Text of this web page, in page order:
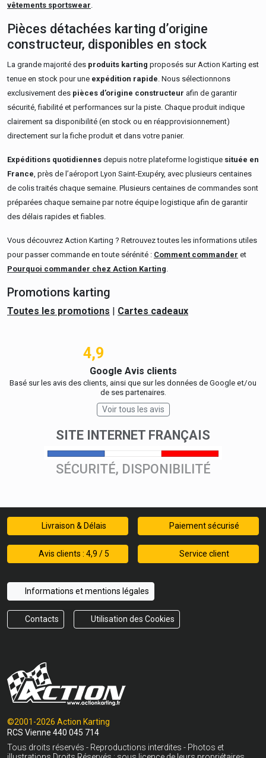
vêtements sportswear.
Pièces détachées karting d’origine
constructeur, disponibles en stock
La grande majorité des produits karting proposés sur Action Karting est
tenue en stock pour une expédition rapide. Nous sélectionnons
exclusivement des pièces d’origine constructeur afin de garantir
sécurité, fiabilité et performances sur la piste. Chaque produit indique
clairement sa disponibilité (en stock ou en réapprovisionnement)
directement sur la fiche produit et dans votre panier.
Expéditions quotidiennes depuis notre plateforme logistique située en
France, près de l’aéroport Lyon Saint-Exupéry, avec plusieurs centaines
de colis traités chaque semaine. Plusieurs centaines de commandes sont
préparées chaque semaine par notre équipe logistique afin de garantir
des délais rapides et fiables.
Vous découvrez Action Karting ? Retrouvez toutes les informations utiles
pour passer commande en toute sérénité : Comment commander et
Pourquoi commander chez Action Karting.
Promotions karting
Toutes les promotions | Cartes cadeaux
4,9
Google Avis clients
Basé sur les avis des clients, ainsi que sur les données de Google et/ou
de ses partenaires.
Voir tous les avis
SITE INTERNET FRANÇAIS
SÉCURITÉ, DISPONIBILITÉ
Livraison & Délais Paiement sécurisé
Avis clients : 4,9 / 5 Service client
Informations et mentions légales
Contacts Utilisation des Cookies
©2001-2026 Action Karting
RCS Vienne 440 045 714
Tous droits réservés - Reproductions interdites - Photos et